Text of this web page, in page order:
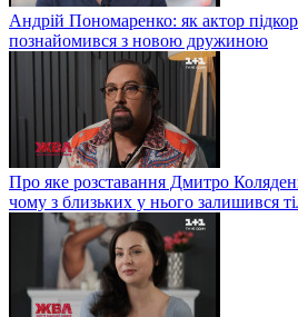
Андрій Пономаренко: як актор
познайомився з новою дружиною
Про яке розставання Дмитро
чому з близьких у нього залишився